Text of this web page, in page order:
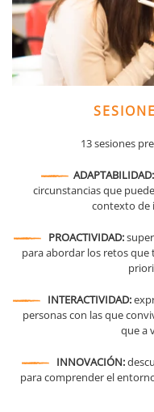
13 sesiones
ADAPTABILIDAD:
circunstancias que
contexto de
PROACTIVIDAD:
para abordar los retos
INTERACTIVIDAD:
personas con las que
que a
INNOVACIÓN:
para comprender el